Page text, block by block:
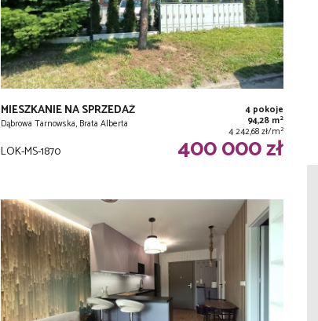
MIESZKANIE NA SPRZEDAŻ
Dąbrowa Tarnowska, Brata Alberta
4 pokoje
94,28 m2
4 242,68 zł/m2
LOK-MS-1870 400 000 zł